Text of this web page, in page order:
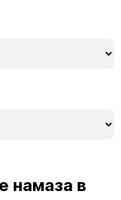
намаза в